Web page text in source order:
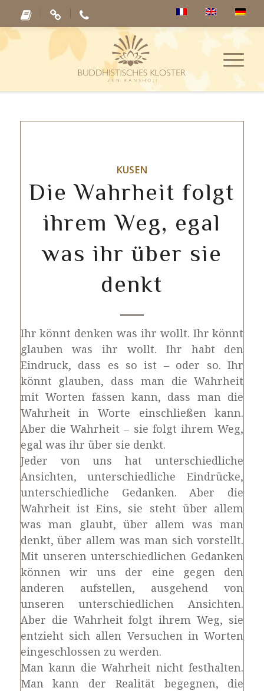
KUSEN
Die Wahrheit folgt
ihrem Weg, egal
was ihr über sie
denkt
Ihr könnt denken was ihr wollt. Ihr könnt
glauben was ihr wollt. Ihr habt den
Eindruck, dass es so ist – oder so. Ihr
könnt glauben, dass man die Wahrheit
mit Worten fassen kann, dass man die
Wahrheit in Worte einschließen kann.
Aber die Wahrheit – sie folgt ihrem Weg,
egal was ihr über sie denkt.
Jeder von uns hat unterschiedliche
Ansichten, unterschiedliche Eindrücke,
unterschiedliche Gedanken. Aber die
Wahrheit ist Eins, sie steht über allem
was man glaubt, über allem was man
denkt, über allem was man sich vorstellt.
Mit unseren unterschiedlichen Gedanken
können wir uns der eine gegen den
anderen aufstellen, ausgehend von
unseren unterschiedlichen Ansichten.
Aber die Wahrheit folgt ihrem Weg, sie
entzieht sich allen Versuchen in Worten
eingeschlossen zu werden.
Man kann die Wahrheit nicht festhalten.
Man kann der Realität begegnen, die